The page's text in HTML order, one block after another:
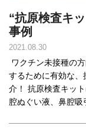
“抗原検査キ
事例
2021.08.30
ワクチン未接種の
するために有効な
介！ 抗原検査キッ
腔ぬぐい液、鼻腔